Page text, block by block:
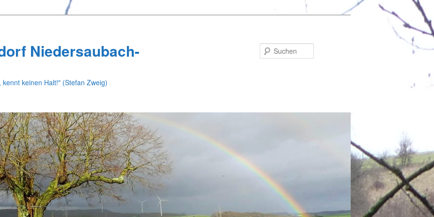
Niedersaubach-
keinen Halt!" (Stefan Zweig)